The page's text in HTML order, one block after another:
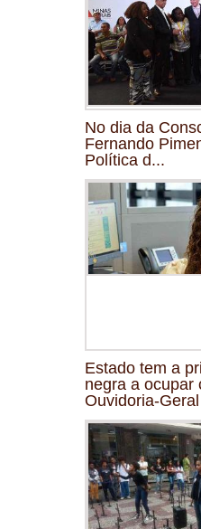
No dia da
Fernando
Política d...
Estado tem a
negra a ocupar
Ouvidoria-Geral